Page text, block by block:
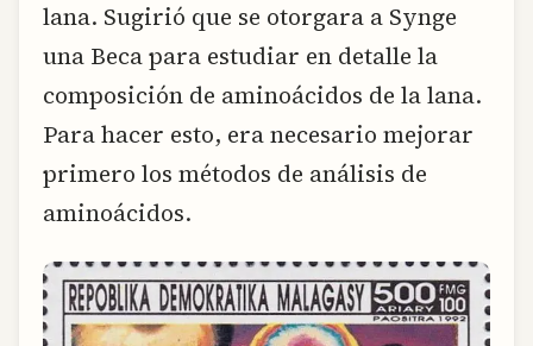
lana. Sugirió que se otorgara a Synge
una Beca para estudiar en detalle la
composición de aminoácidos de la lana.
Para hacer esto, era necesario mejorar
primero los métodos de análisis de
aminoácidos.